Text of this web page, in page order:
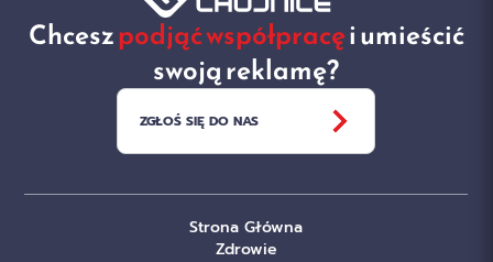
Chceszpodjąć współpracęi umieścić
swoją reklamę?
ZGŁOŚ SIĘ DO NAS
Strona Główna
Zdrowie